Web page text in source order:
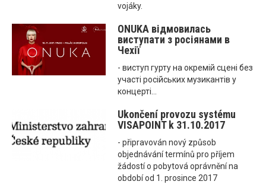
vojáky.
ONUKA відмовилась
виступати з росіянами в
Чехії
- виступ гурту на окремій сцені без
участі російських музикантів у
концерті...
Ukončení provozu systému
VISAPOINT k 31.10.2017
- připravován nový způsob
objednávání termínů pro příjem
žádostí o pobytová oprávnění na
období od 1. prosince 2017